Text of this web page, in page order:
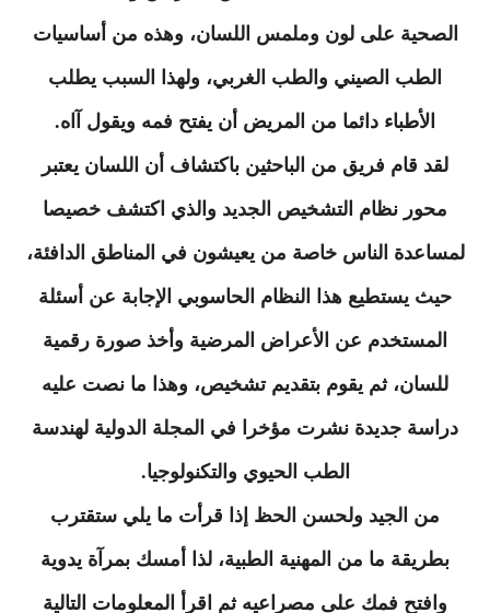
الصحية على لون وملمس اللسان، وهذه من أساسيات
الطب الصيني والطب الغربي، ولهذا السبب يطلب
الأطباء دائما من المريض أن يفتح فمه ويقول آاه.
لقد قام فريق من الباحثين باكتشاف أن اللسان يعتبر
محور نظام التشخيص الجديد والذي اكتشف خصيصا
لمساعدة الناس خاصة من يعيشون في المناطق الدافئة،
حيث يستطيع هذا النظام الحاسوبي الإجابة عن أسئلة
المستخدم عن الأعراض المرضية وأخذ صورة رقمية
للسان، ثم يقوم بتقديم تشخيص، وهذا ما نصت عليه
دراسة جديدة نشرت مؤخرا في المجلة الدولية لهندسة
الطب الحيوي والتكنولوجيا.
من الجيد ولحسن الحظ إذا قرأت ما يلي ستقترب
بطريقة ما من المهنية الطبية، لذا أمسك بمرآة يدوية
وافتح فمك على مصراعيه ثم اقرأ المعلومات التالية